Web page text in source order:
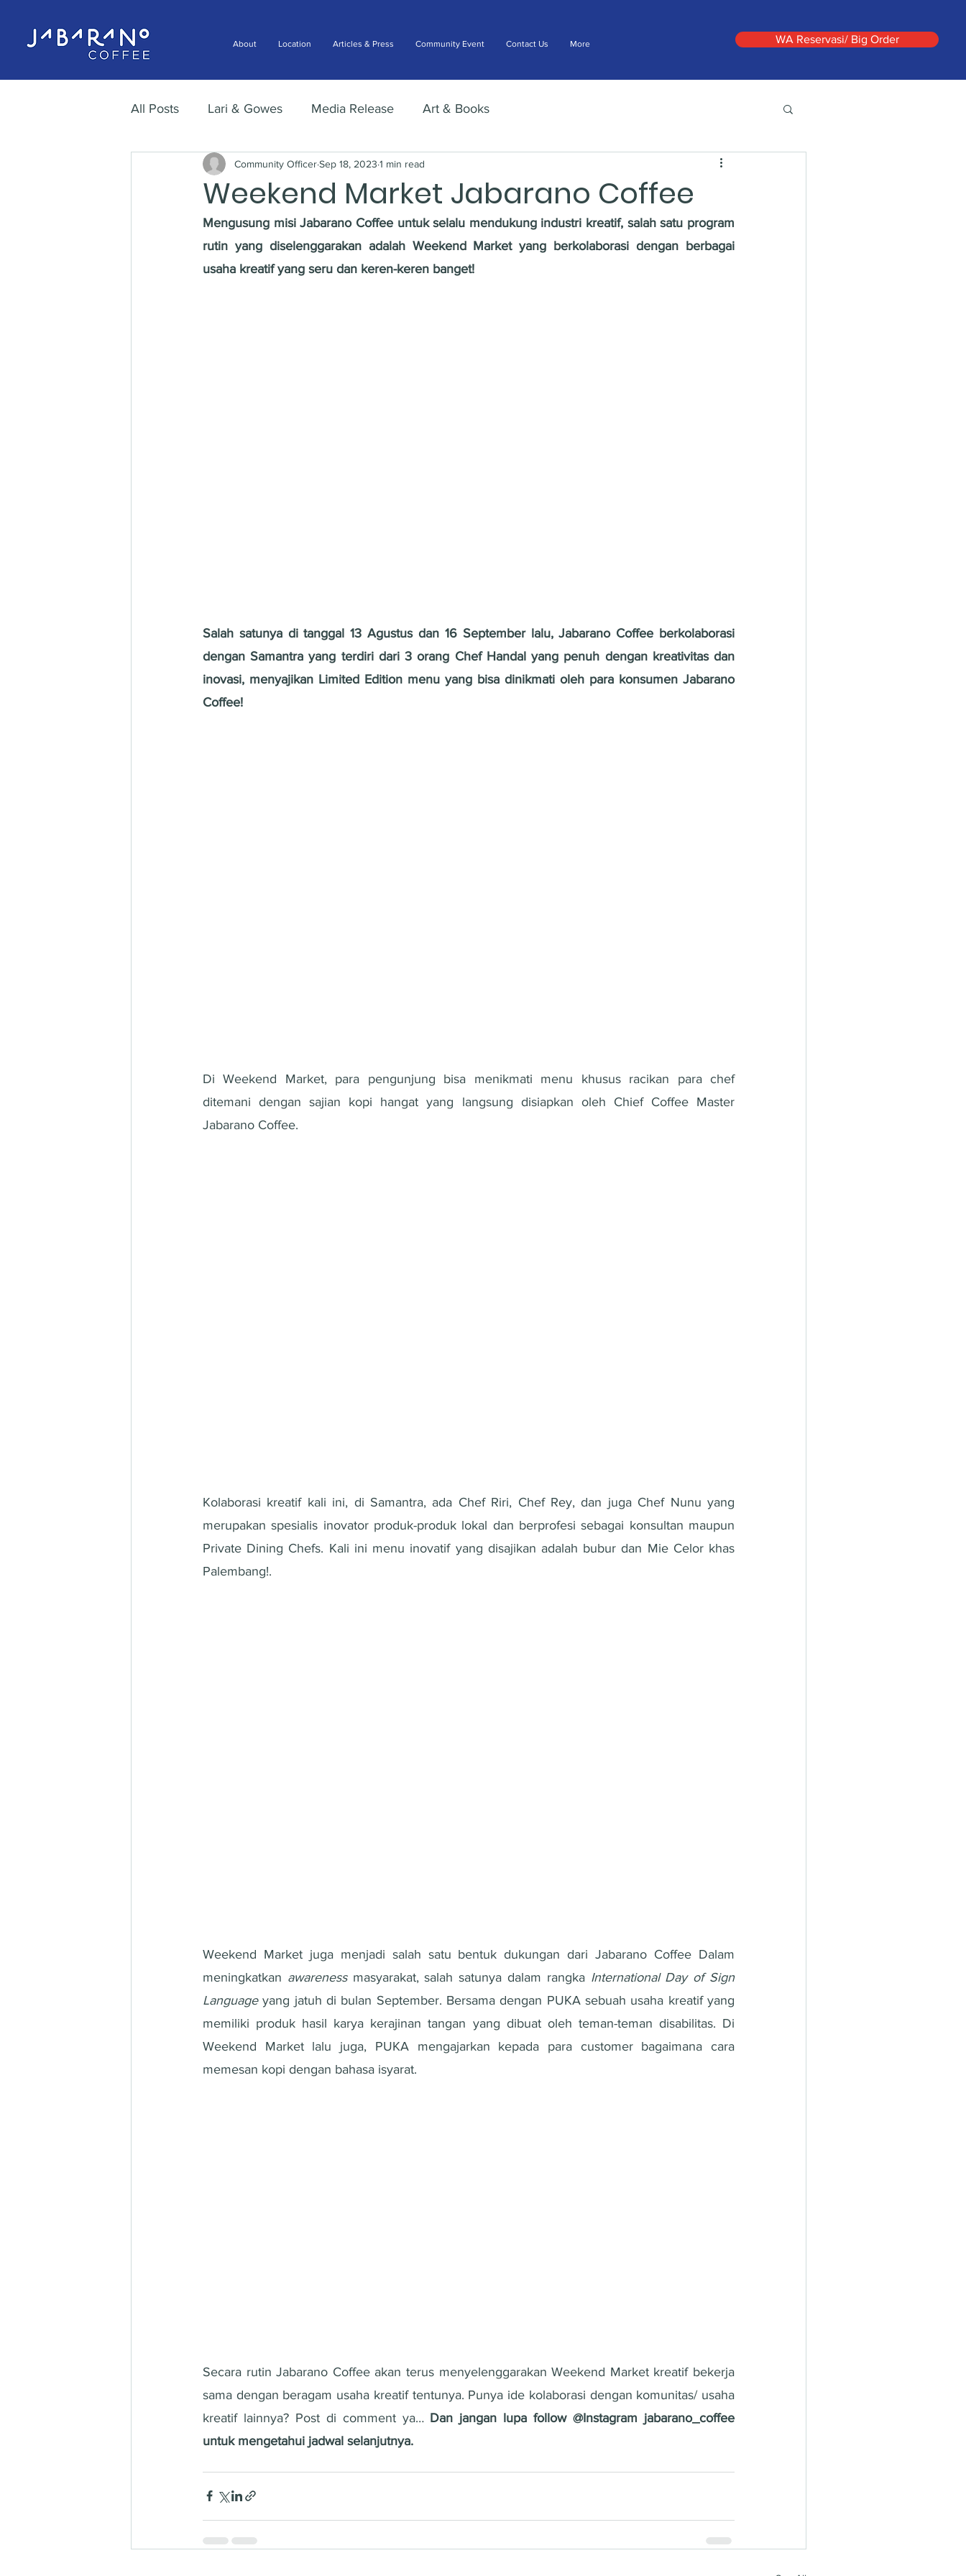
About Location Articles & Press Community Event Contact Us More WA Reservasi/ Big Order
All Posts Lari & Gowes Media Release Art & Books
Weekend Market Jabarano Coffee
Community OfficerSep 18, 2023 1 min read
Mengusung misi Jabarano Coffee untuk selalu mendukung industri kreatif, salah satu program
rutin yang diselenggarakan adalah Weekend Market yang berkolaborasi dengan berbagai
usaha kreatif yang seru dan keren-keren banget!
Salah satunya di tanggal 13 Agustus dan 16 September lalu, Jabarano Coffee berkolaborasi
dengan Samantra yang terdiri dari 3 orang Chef Handal yang penuh dengan kreativitas dan
inovasi, menyajikan Limited Edition menu yang bisa dinikmati oleh para konsumen Jabarano
Coffee!
Di Weekend Market, para pengunjung bisa menikmati menu khusus racikan para chef
ditemani dengan sajian kopi hangat yang langsung disiapkan oleh Chief Coffee Master
Jabarano Coffee.
Kolaborasi kreatif kali ini, di Samantra, ada Chef Riri, Chef Rey, dan juga Chef Nunu yang
merupakan spesialis inovator produk-produk lokal dan berprofesi sebagai konsultan maupun
Private Dining Chefs. Kali ini menu inovatif yang disajikan adalah bubur dan Mie Celor khas
Palembang!.
Weekend Market juga menjadi salah satu bentuk dukungan dari Jabarano Coffee Dalam
meningkatkan awareness masyarakat, salah satunya dalam rangka International Day of Sign
Language yang jatuh di bulan September. Bersama dengan PUKA sebuah usaha kreatif yang
memiliki produk hasil karya kerajinan tangan yang dibuat oleh teman-teman disabilitas. Di
Weekend Market lalu juga, PUKA mengajarkan kepada para customer bagaimana cara
memesan kopi dengan bahasa isyarat.
Secara rutin Jabarano Coffee akan terus menyelenggarakan Weekend Market kreatif bekerja
sama dengan beragam usaha kreatif tentunya. Punya ide kolaborasi dengan komunitas/ usaha
kreatif lainnya? Post di comment ya… Dan jangan lupa follow @Instagram jabarano_coffee
untuk mengetahui jadwal selanjutnya.